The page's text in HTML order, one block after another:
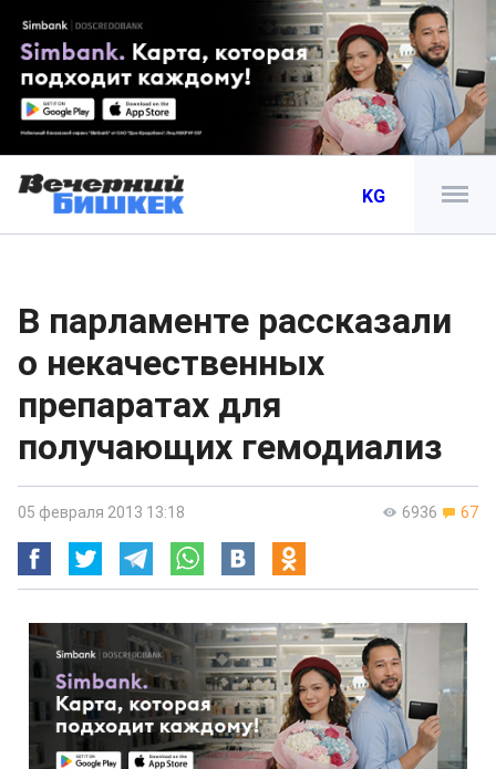
KG
В парламенте рассказали
о некачественных
препаратах для
получающих гемодиализ
6936 67
05 февраля 2013 13:18